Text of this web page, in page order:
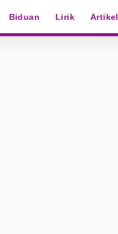
Biduan Lirik Artikel